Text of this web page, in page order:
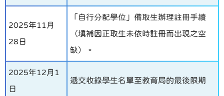
2025年11月
28日
「自行分配學位」備取生辦理註冊手續
（填補因正取生未依時註冊而出現之空
缺）。
2025年12月1
日
遞交收錄學生名單至教育局的最後限期